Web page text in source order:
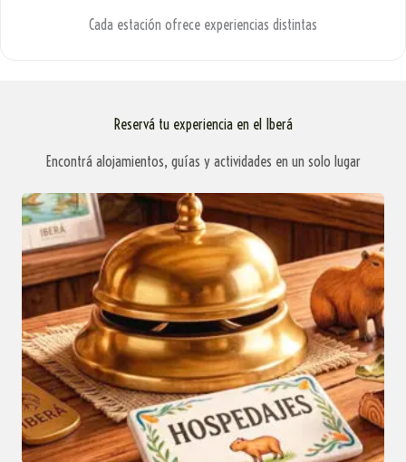
Cada estación ofrece experiencias distintas
Reservá tu experiencia en el Iberá
Encontrá alojamientos, guías y actividades en un solo lugar